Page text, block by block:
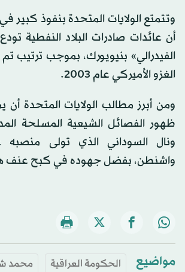
وتتمتع الولايات المتحدة بنفوذ كبير
أن عائدات صادرات البلاد النفطية
الفيدرالي» بنيويورك، بموجب ترتيب
الغزو الأميركي عام 2003.
ومن أبرز مطالب الولايات المتحدة أن
ظهور الفصائل الشيعية المسلحة
واشنطن، بفضل جهوده في كبح عنف
مواضيع الحكومة العراقية
محمد